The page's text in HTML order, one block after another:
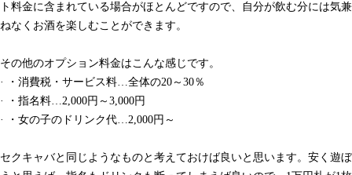
ト料金に含まれている場合がほとんどですので、自分が飲む分には気兼
ねなくお酒を楽しむことができます。
その他のオプション料金はこんな感じです。
· ・消費税・サービス料…全体の20～30％
· ・指名料…2,000円～3,000円
· ・女の子のドリンク代…2,000円～
セクキャバと同じようなものと考えておけば良いと思います。安く遊ぼ